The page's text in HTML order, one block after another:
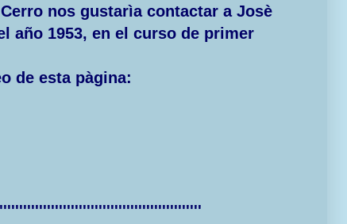
nos gustarìa contactar a Josè
año 1953, en el curso de primer
de esta pàgina: